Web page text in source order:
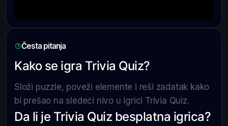
Česta pitanja
Kako se igra Trivia Quiz?
Složi puzzle, poveži elemente i reši zadatak kako
bi prešao na sledeći nivo u igrici Trivia Quiz.
Da li je Trivia Quiz besplatna igrica?